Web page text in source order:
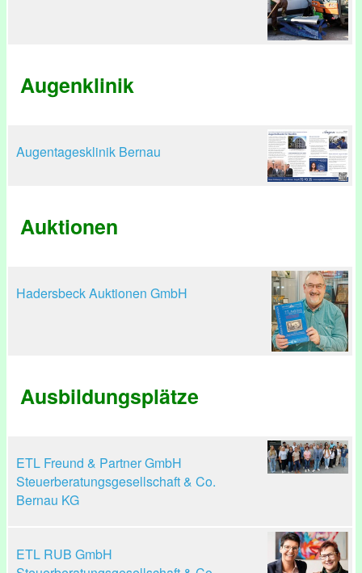
Augenklinik
Augentagesklinik Bernau
Auktionen
Hadersbeck Auktionen GmbH
Ausbildungsplätze
ETL Freund & Partner GmbH
Steuerberatungsgesellschaft & Co.
Bernau KG
ETL RUB GmbH